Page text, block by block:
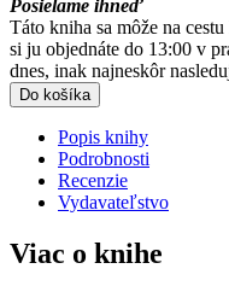
Posielame ihneď
Táto kniha sa môže na
si ju objednáte do 13:00 v
dnes, inak najneskôr
Do košíka
Popis knihy
Podrobnosti
Recenzie
Vydavateľstvo
Viac o knihe